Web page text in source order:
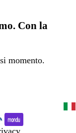
Con la
momento.